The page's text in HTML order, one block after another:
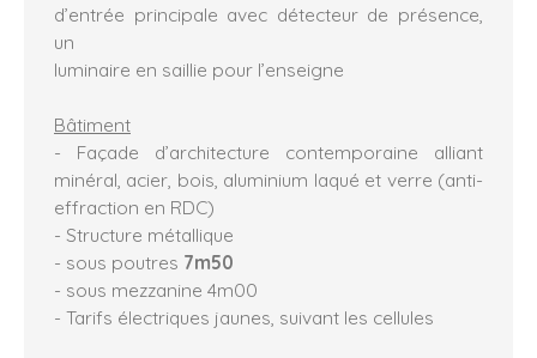
d’entrée principale avec détecteur de présence,
un
luminaire en saillie pour l’enseigne
Bâtiment
- Façade d’architecture contemporaine alliant
minéral, acier, bois, aluminium laqué et verre (anti-
effraction en RDC)
- Structure métallique
- sous poutres 7m50
- sous mezzanine 4m00
- Tarifs électriques jaunes, suivant les cellules